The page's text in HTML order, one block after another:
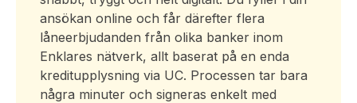
ansökan online och får därefter flera
låneerbjudanden från olika banker inom
Enklares nätverk, allt baserat på en enda
kreditupplysning via UC. Processen tar bara
några minuter och signeras enkelt med